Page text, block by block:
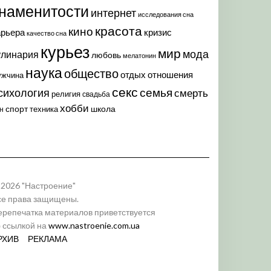
интернет исследования сна
качество сна кино красота кризис
курьез любовь мелатонин мир мода
наукаобществоотдых отношения
религия свадьба секссемья смерть
спорттехникахобби школа
"Настроение"
права защищены.
материалов приветствуется
ссылкой на www.nastroenie.com.ua
РЕКЛАМА